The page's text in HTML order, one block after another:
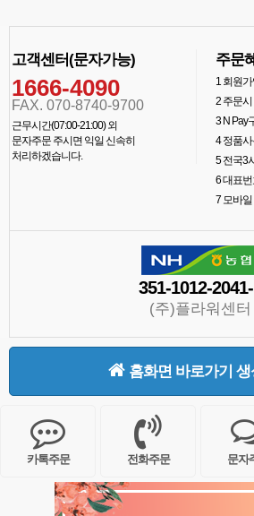
고객센터(문자가능)
1666-4090
FAX. 070-8740-9700
근무시간(07:00-21:00) 외
문자주문 주시면 익일 신속히
처리하겠습니다.
주문
1회원가
2주문시
3N Pay
4정품사
5전국3
6대표번
7모바일
351-1012-
(주)플라워센터
홈화면 바로가기 생
카톡주문 전화주문 문자